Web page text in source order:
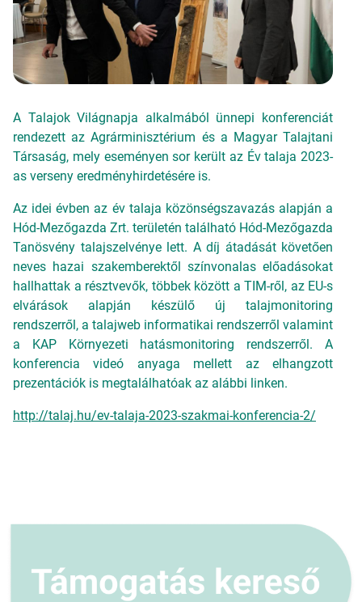
A Talajok Világnapja alkalmából ünnepi konferenciát
rendezett az Agrárminisztérium és a Magyar Talajtani
Társaság, mely eseményen sor került az Év talaja 2023-
as verseny eredményhirdetésére is.
Az idei évben az év talaja közönségszavazás alapján a
Hód-Mezőgazda Zrt. területén található Hód-Mezőgazda
Tanösvény talajszelvénye lett. A díj átadását követően
neves hazai szakemberektől színvonalas előadásokat
hallhattak a résztvevők, többek között a TIM-ről, az EU-s
elvárások alapján készülő új talajmonitoring
rendszerről, a talajweb informatikai rendszerről valamint
a KAP Környezeti hatásmonitoring rendszerről. A
konferencia videó anyaga mellett az elhangzott
prezentációk is megtalálhatóak az alábbi linken.
http://talaj.hu/ev-talaja-2023-szakmai-konferencia-2/